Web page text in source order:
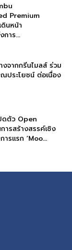
Premium
นหน้า
การ...
งจากกรีนไมลส์ ร่วม
ประโยชน์ ต่อเนื่อง
ดตัว Open
รสร้างสรรค์เชิง
รแรก ‘Moo...